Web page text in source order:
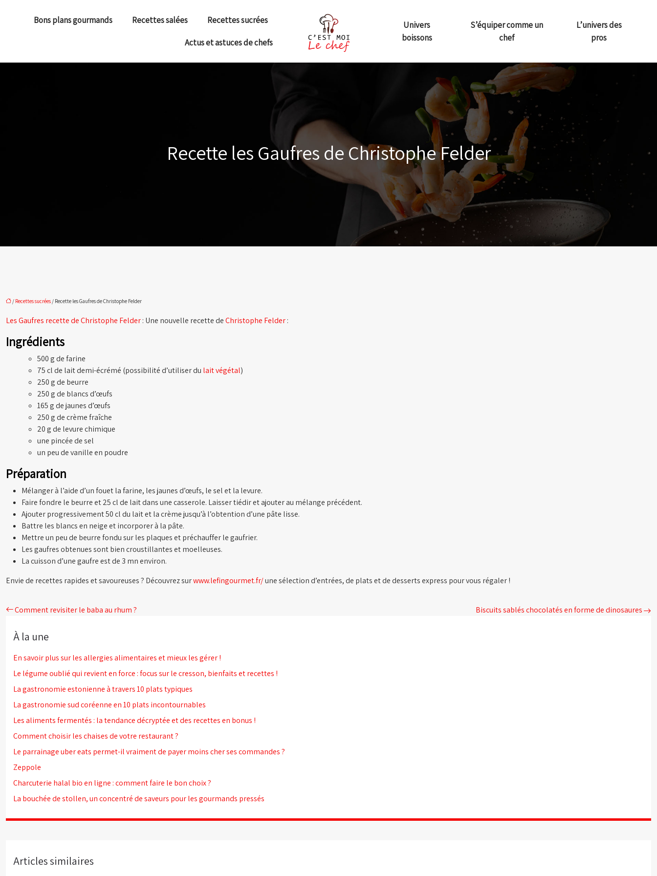
Recettes sucrées
Recettes salées
Bons plans gourmands
Actus et astuces de chefs
Univers
boissons
S’équiper comme un
chef
L’univers des
pros
Recette les Gaufres de Christophe Felder
/ Recettes sucrées / Recette les Gaufres de Christophe Felder
Les Gaufres recette de Christophe Felder: Une nouvelle recette deChristophe Felder:
Ingrédients
500 g de farine
75 cl de lait demi-écrémé (possibilité d’utiliser du lait végétal)
250 g de beurre
250 g de blancs d’œufs
165 g de jaunes d’œufs
250 g de crème fraîche
20 g de levure chimique
une pincée de sel
un peu de vanille en poudre
Préparation
Mélanger à l’aide d’un fouet la farine, les jaunes d’œufs, le sel et la levure.
Faire fondre le beurre et 25 cl de lait dans une casserole. Laisser tiédir et ajouter au mélange précédent.
Ajouter progressivement 50 cl du lait et la crème jusqu’à l’obtention d’une pâte lisse.
Battre les blancs en neige et incorporer à la pâte.
Mettre un peu de beurre fondu sur les plaques et préchauffer le gaufrier.
Les gaufres obtenues sont bien croustillantes et moelleuses.
La cuisson d’une gaufre est de 3 mn environ.
Envie de recettes rapides et savoureuses ? Découvrez surwww.lefingourmet.fr/une sélection d’entrées, de plats et de desserts express pour vous régaler !
Comment revisiter le baba au rhum ? Biscuits sablés chocolatés en forme de dinosaures
À la une
En savoir plus sur les allergies alimentaires et mieux les gérer !
Le légume oublié qui revient en force : focus sur le cresson, bienfaits et recettes !
La gastronomie estonienne à travers 10 plats typiques
La gastronomie sud coréenne en 10 plats incontournables
Les aliments fermentés : la tendance décryptée et des recettes en bonus !
Comment choisir les chaises de votre restaurant ?
Le parrainage uber eats permet-il vraiment de payer moins cher ses commandes ?
Zeppole
Charcuterie halal bio en ligne : comment faire le bon choix ?
La bouchée de stollen, un concentré de saveurs pour les gourmands pressés
Articles similaires